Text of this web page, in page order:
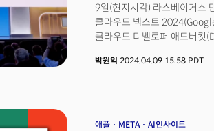
9일(현지시각) 라스베이거스
클라우드 넥스트
클라우드 디벨로퍼 애드버킷
박원익 2024.04.09 15:58 PDT
애플 META AI인사이트